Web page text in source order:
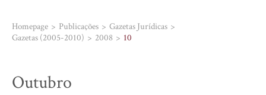
Homepage Publicações
Gazetas Jurídicas
Gazetas (2005-2010)
2008 10
Outubro